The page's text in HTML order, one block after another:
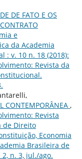
DE FATO E OS
e
da Academia
: v. 10 n. 18 (2018):
Revista da
CONTEMPORÂNEA ,
Revista
de Direito
Economia
Brasileira de
n. 3, jul./ago.